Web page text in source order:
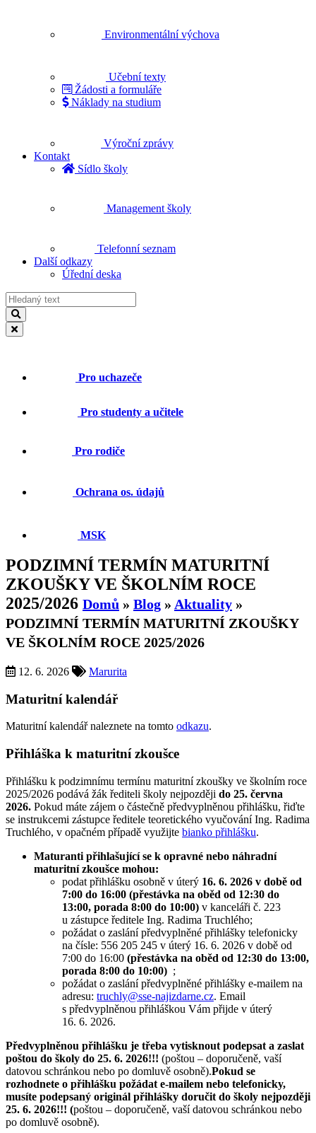
Environmentální výchova
Učební texty
Žádosti a formuláře
Náklady na studium
Výroční zprávy
Kontakt
Sídlo školy
Management školy
Telefonní seznam
Další odkazy
Úřední deska
Pro uchazeče
Pro studenty a učitele
Pro rodiče
Ochrana os. údajů
MSK
PODZIMNÍ TERMÍN MATURITNÍ
ZKOUŠKY VE ŠKOLNÍM ROCE
2025/2026 Domů » Blog » Aktuality »
PODZIMNÍ TERMÍN MATURITNÍ ZKOUŠKY
VE ŠKOLNÍM ROCE 2025/2026
12. 6. 2026 Marurita
Maturitní kalendář
Maturitní kalendář naleznete na tomto odkazu.
Přihláška k maturitní zkoušce
Přihlášku k podzimnímu termínu maturitní zkoušky ve školním roce
2025/2026 podává žák řediteli školy nejpozději do 25. června
2026. Pokud máte zájem o částečně předvyplněnou přihlášku, řiďte
se instrukcemi zástupce ředitele teoretického vyučování Ing. Radima
Truchlého, v opačném případě využijte bianko přihlášku.
Maturanti přihlašující se k opravné nebo náhradní
maturitní zkoušce mohou:
podat přihlášku osobně v úterý 16. 6. 2026 v době od
7:00 do 16:00 (přestávka na oběd od 12:30 do
13:00, porada 8:00 do 10:00) v kanceláři č. 223
u zástupce ředitele Ing. Radima Truchlého;
požádat o zaslání předvyplněné přihlášky telefonicky
na čísle: 556 205 245 v úterý 16. 6. 2026 v době od
7:00 do 16:00 (přestávka na oběd od 12:30 do 13:00,
porada 8:00 do 10:00) ;
požádat o zaslání předvyplněné přihlášky e-mailem na
adresu: truchly@sse-najizdarne.cz. Email
s předvyplněnou přihláškou Vám přijde v úterý
16. 6. 2026.
Předvyplněnou přihlášku je třeba vytisknout podepsat a zaslat
poštou do školy do 25. 6. 2026!!! (poštou – doporučeně, vaší
datovou schránkou nebo po domluvě osobně).Pokud se
rozhodnete o přihlášku požádat e-mailem nebo telefonicky,
musíte podepsaný originál přihlášky doručit do školy nejpozději
25. 6. 2026!!! (poštou – doporučeně, vaší datovou schránkou nebo
po domluvě osobně).